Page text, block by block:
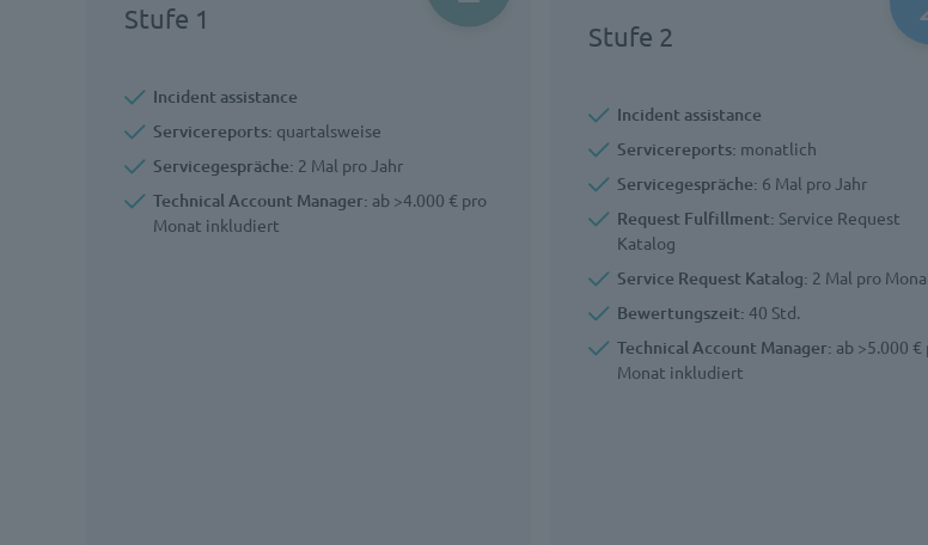
Stufe 1
Incident assistance
Servicereports: quartalsweise
Servicegespräche: 2 Mal pro Jahr
Technical Account Manager: ab >4.000 € pro
Monat inkludiert
Stufe 2
Incident assistance
Servicereports: monatlich
Servicegespräche: 6 Mal pro Jahr
Request Fulfillment: Service Request
Katalog
Service Request Katalog: 2 Mal pro
Bewertungszeit: 40 Std.
Technical Account Manager: ab >5.000 €
Monat inkludiert